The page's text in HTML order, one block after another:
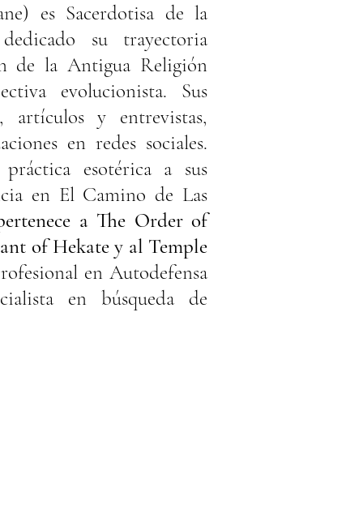
es Sacerdotisa de la
su trayectoria
de la Antigua Religión
evolucionista. Sus
artículos y entrevistas,
en redes sociales.
esotérica a sus
en El Camino de Las
a The Order of
of Hekate y al Temple
en Autodefensa
en búsqueda de